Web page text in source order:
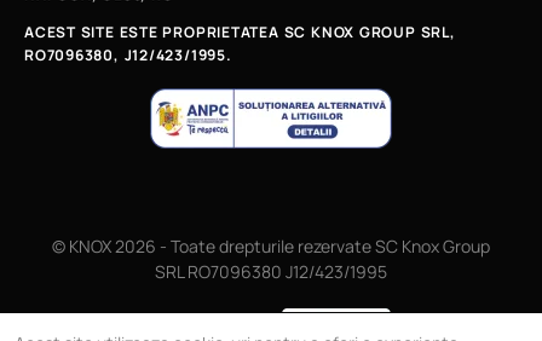
ACEST SITE ESTE PROPRIETATEA SC KNOX GROUP SRL,
RO7096380, J12/423/1995.
© KNOX 2026 - Toate drepturile rezervate SC Knox Group
SRL RO7096380 J12/423/1995